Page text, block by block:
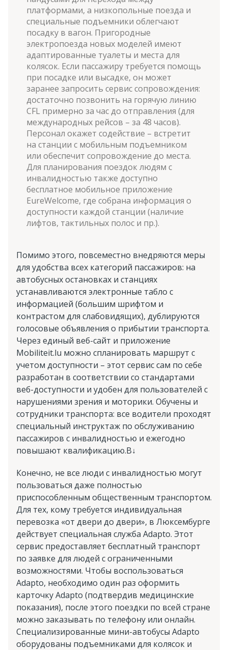
платформами, а низкопольные поезда и
специальные подъемники облегчают
посадку в вагон. Пригородные
электропоезда новых моделей имеют
адаптированные туалеты и места для
колясок. Если пассажиру требуется помощь
при посадке или высадке, он может
заранее запросить сервис сопровождения:
достаточно позвонить на горячую линию
CFL примерно за час до отправления (для
международных рейсов – за 48 часов).
Персонал окажет содействие – встретит
на станции с мобильным подъемником
или обеспечит сопровождение до места.
Для планирования поездок людям с
инвалидностью также доступно
бесплатное мобильное приложение
EureWelcome, где собрана информация о
доступности каждой станции (наличие
лифтов, тактильных полос и пр.).
Помимо этого, повсеместно внедряются меры
для удобства всех категорий пассажиров: на
автобусных остановках и станциях
устанавливаются электронные табло с
информацией (большим шрифтом и
контрастом для слабовидящих), дублируются
голосовые объявления о прибытии транспорта.
Через единый веб-сайт и приложение
Mobiliteit.lu можно спланировать маршрут с
учетом доступности – этот сервис сам по себе
разработан в соответствии со стандартами
веб-доступности и удобен для пользователей с
нарушениями зрения и моторики. Обучены и
сотрудники транспорта: все водители проходят
специальный инструктаж по обслуживанию
пассажиров с инвалидностью и ежегодно
повышают квалификацию.B↓
Конечно, не все люди с инвалидностью могут
пользоваться даже полностью
приспособленным общественным транспортом.
Для тех, кому требуется индивидуальная
перевозка «от двери до двери», в Люксембурге
действует специальная служба Adapto. Этот
сервис предоставляет бесплатный транспорт
по заявке для людей с ограниченными
возможностями. Чтобы воспользоваться
Adapto, необходимо один раз оформить
карточку Adapto (подтвердив медицинские
показания), после этого поездки по всей стране
можно заказывать по телефону или онлайн.
Специализированные мини-автобусы Adapto
оборудованы подъемниками для колясок и